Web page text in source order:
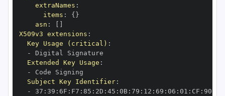
extraNames :
items : { }
asn :
X509v3 extensions :
Key Usage (critical) :
-
Extended Key Usage :
-
Subject Key Identifier:
-
37 : 39 : 6F : F7 : 85 : 2D : 45 : 0B: 79 : 12 : 69 : 06 : 01 : CF : 90